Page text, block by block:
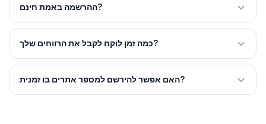
בין $58 ל-$230 בחודש. כמה מחקרים מתמחים יכולים להניב עד $23
למקסימום את מספר הסקרים הזמינים.
ההרשמה באמת חינם?
בהחלט. כל האתרים בדירוג שלנו מציעים הרשמה 100% חינם. לעולם
לא תצטרכו לשלם כדי להשתתף בסקרים. אם אתר מבקש ממך כסף,
כמה זמן לוקח לקבל את הרווחים שלך?
רובם משלמים את הרווחים תוך 48 שעות עד 7 ימי עבודה. תשלומי
PayPal הם המהירים ביותר (24-48 שעות). הסף המינימלי נע בין $6
האם אפשר להירשם למספר אתרים בו זמנית?